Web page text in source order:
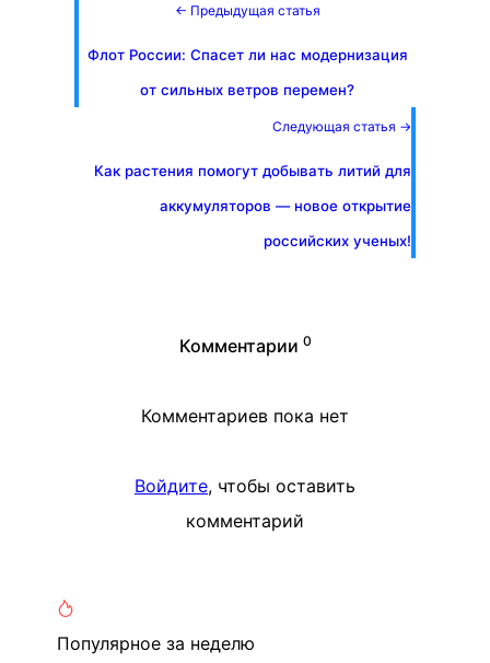
← Предыдущая статья
Флот России: Спасет ли нас модернизация
от сильных ветров перемен?
Следующая статья →
Как растения помогут добывать литий для
аккумуляторов — новое открытие
российских ученых!
Комментарии 0
Комментариев пока нет
Войдите, чтобы оставить
комментарий
Популярное за неделю